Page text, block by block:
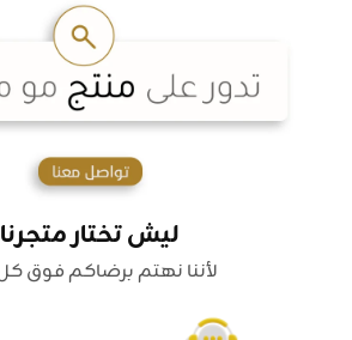
ليش تختار
لأننا نهتم برضاكم فوق